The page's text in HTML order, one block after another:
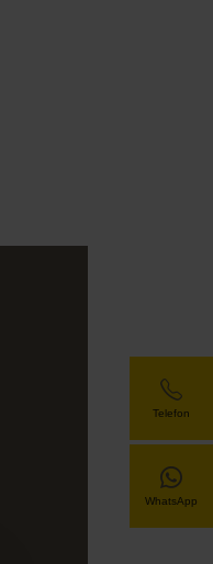
Telefon
WhatsApp